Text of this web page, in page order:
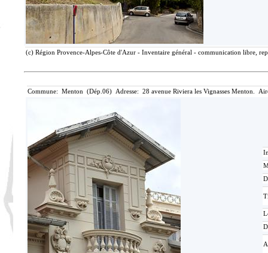
(c) Région Provence-Alpes-Côte d'Azur - Inventaire général - communication libre,
Commune: Menton (Dép.06) Adresse: 28 avenue Riviera les Vignasses Menton.